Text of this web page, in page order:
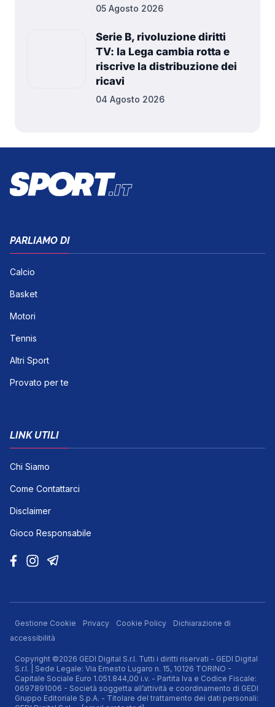
05 Agosto 2026
Serie B, rivoluzione diritti
TV: la Lega cambia rotta e
riscrive la distribuzione dei
ricavi
04 Agosto 2026
PARLIAMO DI
Calcio
Basket
Motori
Tennis
Altri Sport
Provato per te
LINK UTILI
Chi Siamo
Come Contattarci
Disclaimer
Gioco Responsabile
Gestione Cookie Privacy Cookie Policy
Dichiarazione di
accessibilità
Copyright ©2026 GEDI Digital S.r.l. Tutti i diritti riservati - GEDI Digital
S.r.l. | Sede Legale: Via Ernesto Lugaro n. 15, 10126 TORINO -
Capitale Sociale Euro 1.051.844,00 i.v. - Partita Iva e Codice Fiscale:
0697891006 - Società soggetta all’attività e coordinamento di GEDI
Gruppo Editoriale S.p.A. - Titolare del trattamento dei dati personali: